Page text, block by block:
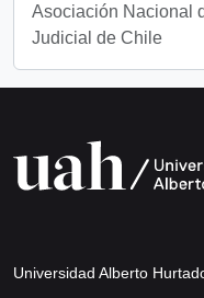
Asociación Nacional
Judicial de Chile
Universidad Alberto